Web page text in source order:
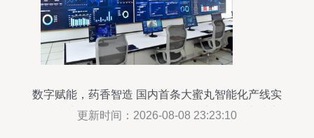
数字赋能，药香智造 国内首条大蜜丸智能化产线实
现技术突破。是，的？明析最。破突术技现实线产
更新时间：2026-08-08 23:23:10